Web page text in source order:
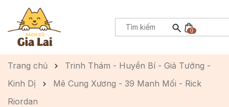
0
Trang chủ
Trinh Thám - Huyền Bí - Giả Tưởng -
Kinh Dị
Mê Cung Xương - 39 Manh Mối - Rick
Riordan